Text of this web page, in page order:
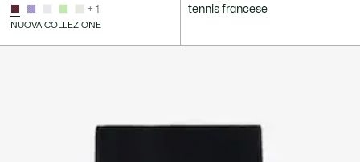
+ 1
NUOVA COLLEZIONE
tennis francese